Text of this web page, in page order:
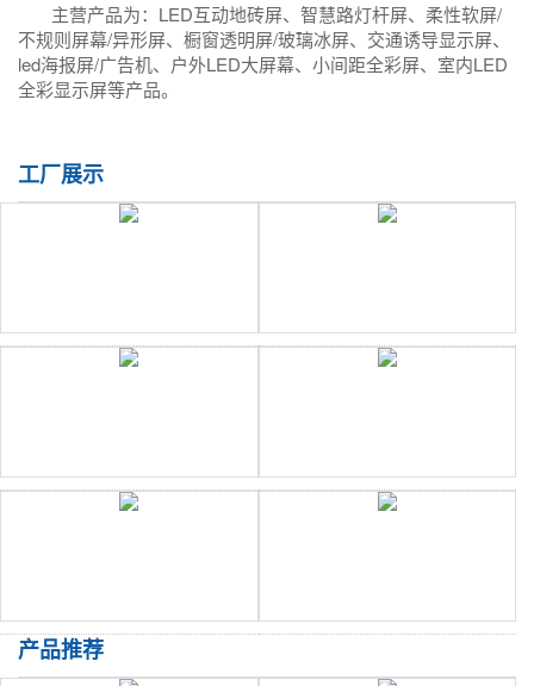
主营产品为：LED互动地砖屏、智慧路灯杆屏、柔性软屏/
不规则屏幕/异形屏、橱窗透明屏/玻璃冰屏、交通诱导显示屏、
led海报屏/广告机、户外LED大屏幕、小间距全彩屏、室内LED
全彩显示屏等产品。
工厂展示
产品推荐